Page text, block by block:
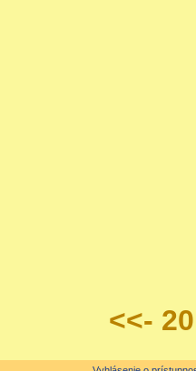
<<-